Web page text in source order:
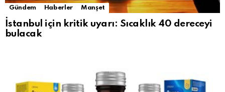
Gündem Haberler Manşet
İstanbul için kritik uyarı: Sıcaklık 40 dereceyi
bulacak